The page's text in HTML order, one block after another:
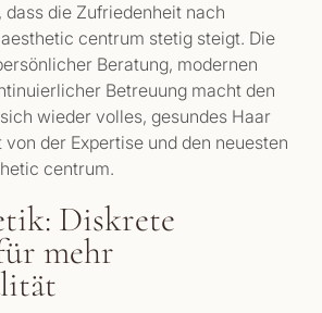
dass die Zufriedenheit nach
centrum stetig steigt. Die
Beratung, modernen
Betreuung macht den
wieder volles, gesundes Haar
der Expertise und den neuesten
centrum.
Diskrete
mehr